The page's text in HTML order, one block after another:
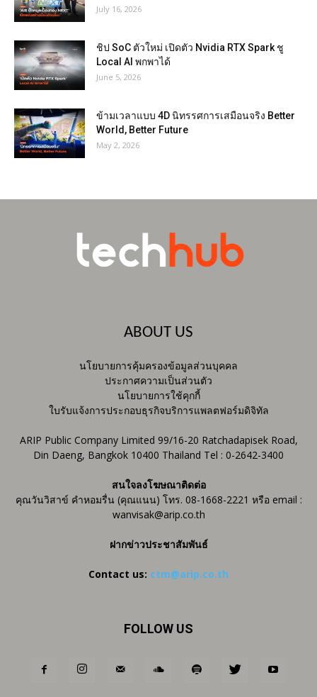
July 16, 2026
ชิป SoC ตัวใหม่ เปิดตัว Nvidia RTX Spark ชู
Local AI พกพาได้
June 5, 2026
ข้ามเวลาแบบ 4D นิทรรศการเสมือนจริง Better
World, Better Future
May 2, 2026
ABOUT US
นโยบายการคุ้มครองข้อมูลส่วนบุคคล
ประกาศความเป็นส่วนตัว
นโยบายการใช้คุกกี้
ใบรับแจ้งการประกอบธุรกิจบริการแพลตฟอร์มดิจิทัล
ARIP Public Company Limited 99/16-20 Ratchadapisek Road,
Din Daeng, Bangkok 10400 Thailand Tel : 0-2642-3400
สนใจลงโฆษณาติดต่อ
คุณวันวิสาข์ คำหอมรื่น (คุณแนน) โทร. 08-1668-2221 หรือ email :
wanvisak@arip.co.th
ฝากข่าวประชาสัมพันธ์
Contact us: ctm@arip.co.th
FOLLOW US